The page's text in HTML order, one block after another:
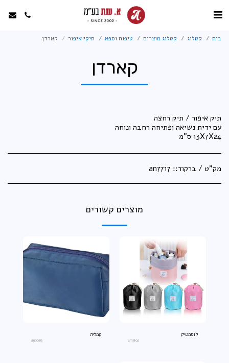
בית קטלוג קטלוג מוצרים טיפוח וספא תיקי איפור קארדן
קארדן
13X7X24 ס"מ
מק"ט / ברקוד:: an7717
מוצרים קשורים
קוסמטיק
an1802
קמליה
an0063